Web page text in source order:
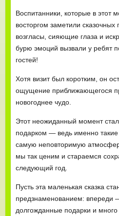
Воспитанники, которые в этот
восторгом заметили сказочных
возгласы, сияющие глаза и
бурю эмоций вызвали у ребят
гостей!
Хотя визит был коротким, он
ощущение приближающегося
новогоднее чудо.
Этот неожиданный момент
подарком — ведь именно такие
самую неповторимую
мы так ценим и стараемся
следующий год.
Пусть эта маленькая сказка
предзнаменованием: впереди
долгожданные подарки и много